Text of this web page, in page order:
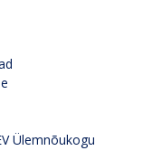
Ülemnõukogu